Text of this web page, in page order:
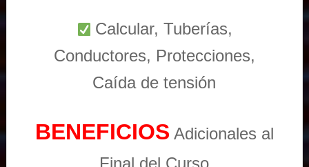
Calcular, Tuberías,
Conductores, Protecciones,
Caída de tensión
BENEFICIOS Adicionales al
Final del Curso